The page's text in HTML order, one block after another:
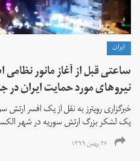
ايران
ساعتی قبل از آغاز مانور
نیروهای مورد حمایت ایران
خبرگزاری رویترز به نقل از یک افسر
یک لشکر بزرگ ارتش سوریه در شهر
۲۷ بهمن ۱۳۹۹